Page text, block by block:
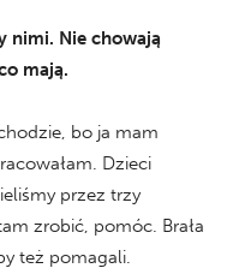
nimi. Nie chowają
mają.
bo ja mam
Dzieci
przez trzy
zrobić, pomóc. Brała
też pomagali.